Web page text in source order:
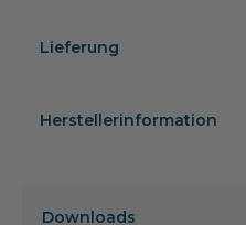
Lieferung
Herstellerinformation
Downloads